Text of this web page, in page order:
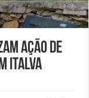
ação de
Italva